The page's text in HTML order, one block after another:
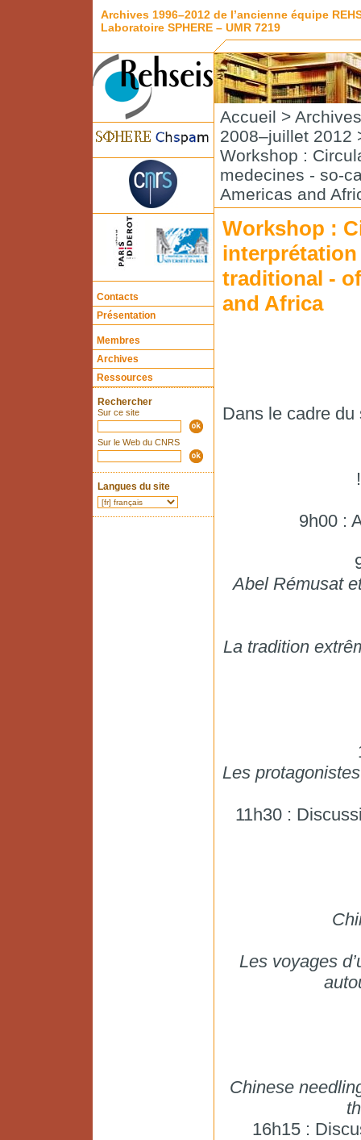
Archives 1996–2012 de l’ancienne équipe
Laboratoire SPHERE – UMR 7219
Contacts
Présentation
Membres
Archives
Ressources
Rechercher
Sur ce site
Sur le Web du CNRS
Langues du site
Accueil > Archives
2008–juillet 2012
Workshop :
medecines - so-
Americas and
Workshop :
traditional -
and Africa
Dans le cadre
9h00 :
Abel Rémusat
La tradition
Les
11h30 :
Les voyages
Chinese
16h15 :